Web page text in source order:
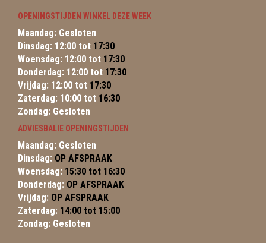
OPENINGSTIJDEN WINKEL DEZE WEEK
Maandag: Gesloten
Dinsdag: 12:00 tot 17:30
Woensdag: 12:00 tot 17:30
Donderdag: 12:00 tot 17:30
Vrijdag: 12:00 tot 17:30
Zaterdag: 10:00 tot 16:30
Zondag: Gesloten
ADVIESBALIE OPENINGSTIJDEN
Maandag: Gesloten
Dinsdag: OP AFSPRAAK
Woensdag: 15:30 tot 16:30
Donderdag: OP AFSPRAAK
Vrijdag: OP AFSPRAAK
Zaterdag: 14:00 tot 15:00
Zondag: Gesloten